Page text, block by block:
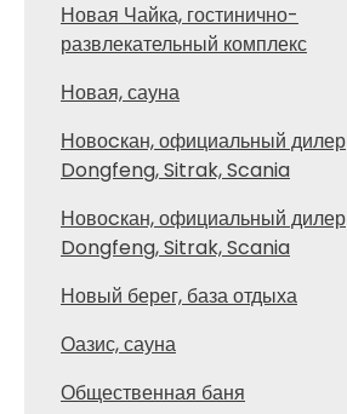
Новая Чайка, гостинично-
развлекательный комплекс
Новая, сауна
Новоcкан, официальный дилер
Dongfeng, Sitrak, Scania
Новоcкан, официальный дилер
Dongfeng, Sitrak, Scania
Новый берег, база отдыха
Оазис, сауна
Общественная баня